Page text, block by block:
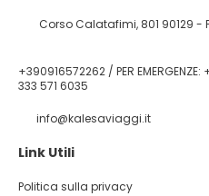
Corso Calatafimi, 801 90129 -
+390916572262 / PER
333 571 6035
info@kalesaviaggi.it
Link Utili
Politica sulla privacy